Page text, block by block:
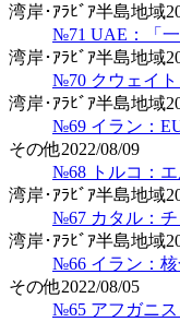
湾岸･ｱﾗﾋﾞｱ半島地域
№71 UAE：「
湾岸･ｱﾗﾋﾞｱ半島地域
№70 クウェイト
湾岸･ｱﾗﾋﾞｱ半島地域
№69 イラン：
その他2022/08/09
№68 トルコ：
湾岸･ｱﾗﾋﾞｱ半島地域
№67 カタル：
湾岸･ｱﾗﾋﾞｱ半島地域
№66 イラン：核
その他2022/08/05
№65 アフガニ